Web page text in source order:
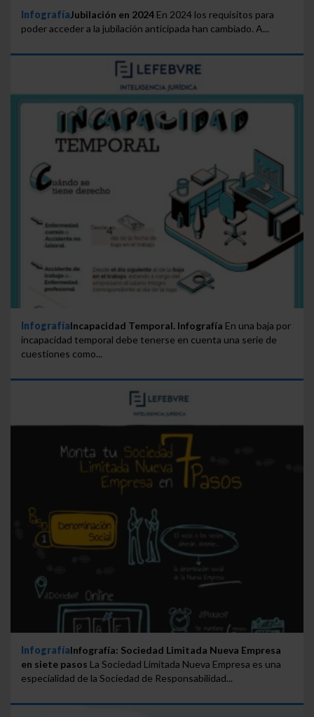
InfografíaJubilación en 2024 En 2024 los requisitos para
poder acceder a la jubilación anticipada han cambiado. A...
InfografíaIncapacidad Temporal. Infografía En una baja por
incapacidad temporal debe tenerse en cuenta una serie de
cuestiones como...
InfografíaInfografía: Sociedad Limitada Nueva Empresa
en siete pasos La Sociedad Limitada Nueva Empresa es una
especialidad de la Sociedad de Responsabilidad...